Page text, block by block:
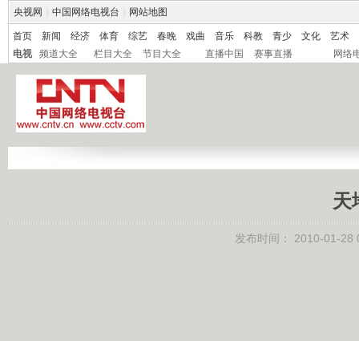
央视网 中国网络电视台 网站地图
首页 新闻 经济 体育 综艺 春晚 戏曲 音乐 科教 青少 文化
艺术
电视
频道大全 栏目大全 节目大全 直播中国 赛事直播 网络
天
发布时间： 2010-01-28